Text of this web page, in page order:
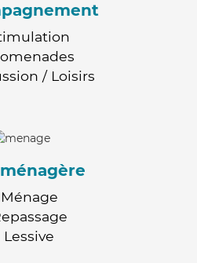
/ Loisirs
Ménage
Lessive